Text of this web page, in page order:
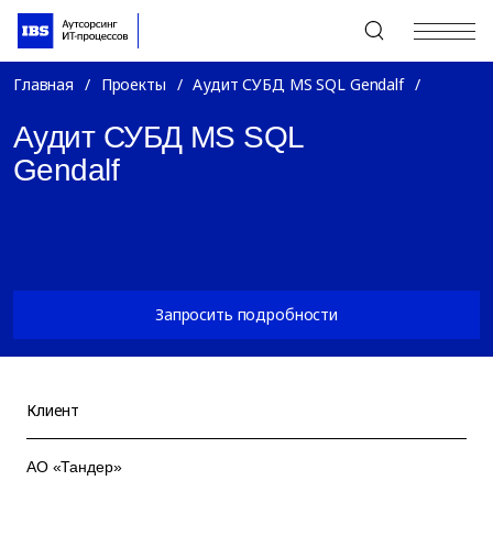
+7 (495) 967-80-80
Главная / Проекты / Аудит СУБД MS SQL Gendalf /
Аудит СУБД MS SQL
Gendalf
Запросить подробности
Клиент
АО «Тандер»